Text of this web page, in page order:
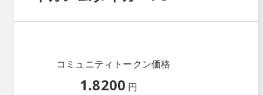
コミュニティトークン価格
1.8200 円